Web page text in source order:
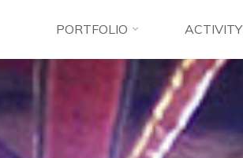
PORTFOLIO ACTIVITY